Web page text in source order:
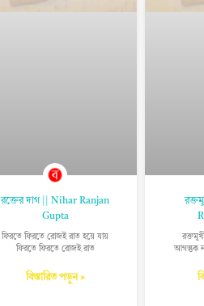
রক্তের দাগ || Nihar Ranjan
Gupta
ফিরতে ফিরতে রোজই রাত হয়ে যায়
ফিরতে ফিরতে রোজই রাত
বিস্তারিত পড়ুন »
আগন্তুক